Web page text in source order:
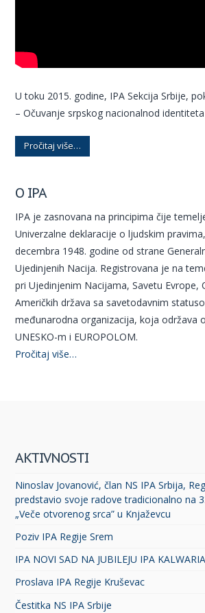
U toku 2015. godine, IPA Sekcija Srbije,
– Očuvanje srpskog nacionalnod identiteta
Pročitaj više…
O IPA
IPA je zasnovana na principima čije
Univerzalne deklaracije o ljudskim
decembra 1948. godine od strane
Ujedinjenih Nacija. Registrovana je na
pri Ujedinjenim Nacijama, Savetu Evrope,
Američkih država sa savetodavnim
međunarodna organizacija, koja održava
UNESKO-m i EUROPOLOM.
Pročitaj više…
AKTIVNOSTI
Ninoslav Jovanović, član NS IPA Srbija,
predstavio svoje radove tradicionalno na
„Veče otvorenog srca” u Knjaževcu
Poziv IPA Regije Srem
IPA NOVI SAD NA JUBILEJU IPA
Proslava IPA Regije Kruševac
Čestitka NS IPA Srbije